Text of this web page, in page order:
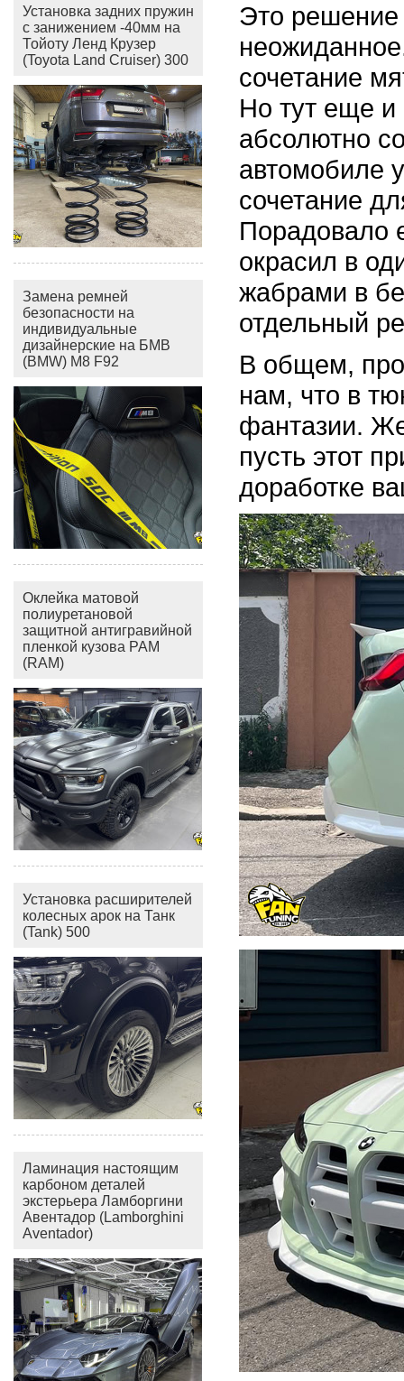
Установка задних пружин
с занижением -40мм на
Тойоту Ленд Крузер
(Toyota Land Cruiser) 300
Замена ремней
безопасности на
индивидуальные
дизайнерские на БМВ
(BMW) M8 F92
Оклейка матовой
полиуретановой
защитной антигравийной
пленкой кузова РАМ
(RAM)
Установка расширителей
колесных арок на Танк
(Tank) 500
Ламинация настоящим
карбоном деталей
экстерьера Ламборгини
Авентадор (Lamborghini
Aventador)
Это решение
сочетание
Но тут еще и
абсолютно
автомобиле
сочетание
Порадовало
окрасил в
жабрами в
отдельный
В общем,
нам, что в
фантазии.
пусть этот
доработке